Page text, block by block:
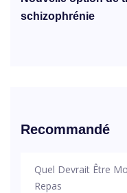
schizophrénie
Recommandé
Quel Devrait Être
Repas